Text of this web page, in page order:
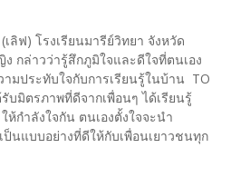
ลิฟ) โรงเรียนมารีย์วิทยา จังหวัด
กล่าวว่ารู้สึกภูมิใจและดีใจที่ตนเอง
มประทับใจกับการเรียนรู้ในบ้าน TO
บมิตรภาพที่ดีจากเพื่อนๆ ได้เรียนรู้
กำลังใจกัน ตนเองตั้งใจจะนำ
นแบบอย่างที่ดีให้กับเพื่อนเยาวชนทุก